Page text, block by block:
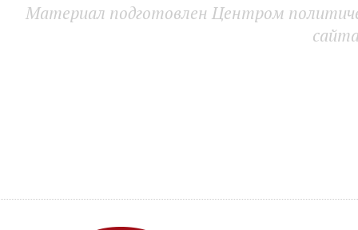
Материал подготовлен Центром